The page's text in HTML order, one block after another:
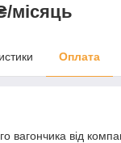
місяць
Оплата
вагончика від